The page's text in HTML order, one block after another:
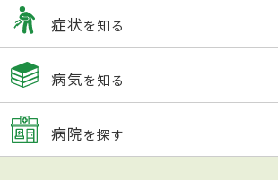
症状を知る
病気を知る
病院を探す